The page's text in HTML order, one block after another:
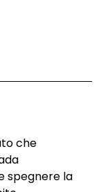
che
spegnere la